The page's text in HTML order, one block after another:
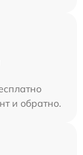
и обратно.